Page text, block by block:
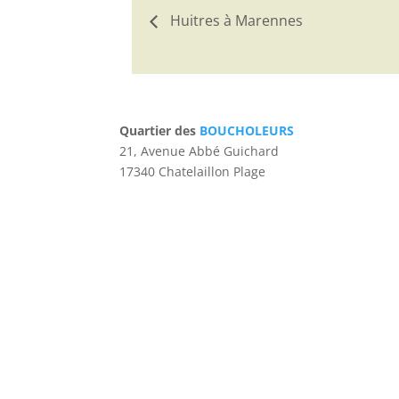
Huitres à Marennes
Quartier des BOUCHOLEURS
21, Avenue Abbé Guichard
17340 Chatelaillon Plage